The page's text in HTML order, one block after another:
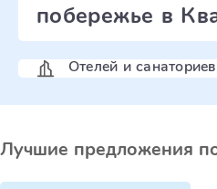
побережье в
Отелей и
Лучшие предложения